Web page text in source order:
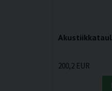
200,2 EUR